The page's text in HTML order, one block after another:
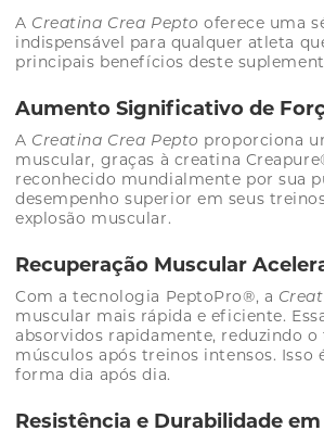
A Creatina Crea Pepto oferece uma
indispensável para qualquer atleta
principais benefícios deste
Aumento Significativo de
A Creatina Crea Pepto proporciona
muscular, graças à creatina
reconhecido mundialmente por sua
desempenho superior em seus
explosão muscular.
Recuperação Muscular
Com a tecnologia PeptoPro®, a
muscular mais rápida e eficiente.
absorvidos rapidamente, reduzindo
músculos após treinos intensos. Isso
forma dia após dia.
Resistência e Durabilidade